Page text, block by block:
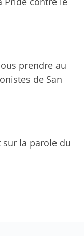
prendre au
de San
la parole du